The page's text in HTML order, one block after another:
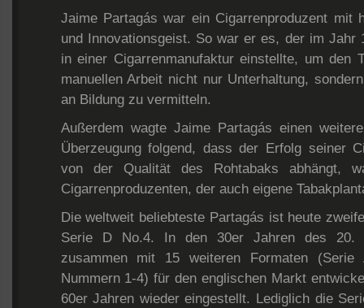
Jaime Partagás war ein Cigarrenproduzent mit
und Innovationsgeist. So war er es, der im Jahr
in einer Cigarrenmanufaktur einstellte, um den
manuellen Arbeit nicht nur Unterhaltung,
an Bildung zu vermitteln.
Außerdem wagte Jaime Partagás einen
Überzeugung folgend, dass der Erfolg seiner
von der Qualität des Rohtabaks abhängt,
Cigarrenproduzenten, der auch eigene
Die weltweit beliebteste Partagás ist heute
Serie D No.4. In den 30er Jahren des 20.
zusammen mit 15 weiteren Formaten
Nummern 1-4) für den englischen Markt
60er Jahren wieder eingestellt. Lediglich die